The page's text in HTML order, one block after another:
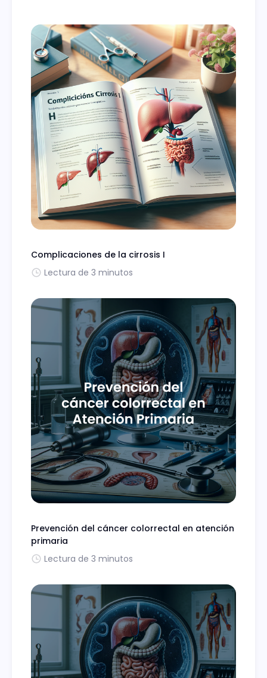
Complicaciones de la cirrosis I
Lectura de 3 minutos
Prevención del cáncer colorrectal en atención
primaria
Lectura de 3 minutos